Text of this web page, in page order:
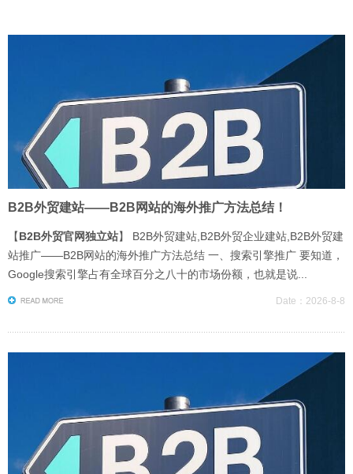
B2B外贸建站——B2B网站的海外推广方法总结！
【B2B外贸官网独立站】 B2B外贸建站,B2B外贸企业建站,B2B外贸建
站推广——B2B网站的海外推广方法总结 一、搜索引擎推广 要知道，
Google搜索引擎占有全球百分之八十的市场份额，也就是说...
Date：2026-8-8